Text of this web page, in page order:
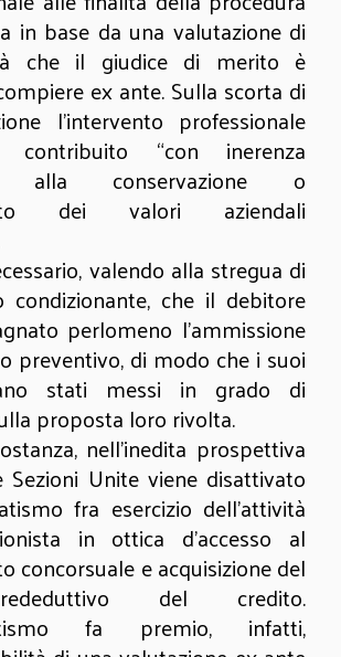
in base da una valutazione di
che il giudice di merito è
ex ante. Sulla scorta di
l’intervento professionale
“con inerenza
alla conservazione o
dei valori aziendali
valendo alla stregua di
condizionante, che il debitore
perlomeno l’ammissione
preventivo, di modo che i suoi
stati messi in grado di
proposta loro rivolta.
nell’inedita prospettiva
Sezioni Unite viene disattivato
fra esercizio dell’attività
in ottica d’accesso al
concorsuale e acquisizione del
del credito.
fa premio, infatti,